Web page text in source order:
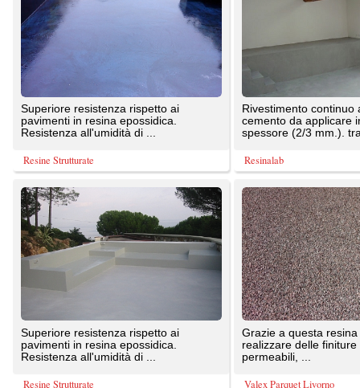
Resine Strutturate Resinalab
pavimenti in resina epossidica.
Resistenza all'umidità di ...
Resine Strutturate
realizzare delle finiture esterne non
permeabili, ...
Valex Parquet Livorno
Pavimento in resina epossidica e
cariche per interni ed esterni. formulato
tricomponente a base di ...
Rivestimento a spessore (3 mm) a
base di emulsioni poliacriliche
modificate con silicati. Campi ...